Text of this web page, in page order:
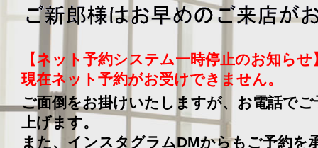
【ネット予約システム一時停止のお知らせ
現在ネット予約がお受けできません。
ご面倒をお掛けいたしますが、お電話で
上げます。
また、インスタグラムDMからもご予約を